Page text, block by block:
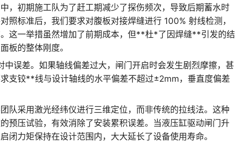
，初期施工队为了赶工期减少了探伤频次，导致后期蓄水时
照标准后，我们要求对腹板对接焊缝进行 100% 射线检测，
这一举措虽然增加了前期成本，但**杜*了因焊缝**引发的结
板的整体刚度。
中误差。如果轴线偏差过大，闸门开启时会发生剧烈摩擦，甚
支铰**线与设计轴线的水平偏差不超过±2mm，垂直度偏差
队采用激光经纬仪进行三维定位，而非传统的拉线法。这种
预压试验，有效消除了安装累积误差。当液压缸驱动闸门升
闭力矩保持在设计范围内，大大延长了设备使用寿命。